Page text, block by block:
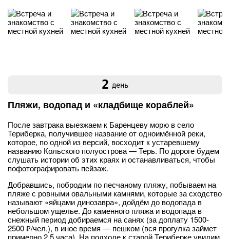
2 день
Пляжи, водопад и «кладбище кораблей»
После завтрака выезжаем к Баренцеву морю в село
Териберка, получившее название от одноимённой реки,
которое, по одной из версий, восходит к устаревшему
названию Кольского полуострова — Терь. По дороге будем
слушать истории об этих краях и останавливаться, чтобы
пофотографировать пейзаж.
Добравшись, побродим по песчаному пляжу, побываем на
пляже с ровными овальными камнями, которые за сходство
называют «яйцами динозавра», дойдём до водопада в
небольшом ущелье. До каменного пляжа и водопада в
снежный период добираемся на санях (за доплату 1500-
2500 ₽/чел.), в иное время — пешком (вся прогулка займет
примерно 2,5 часа). На подходе к старой Териберке увидим